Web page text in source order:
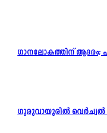
ഗാനലോകത്തിന് ആദരം;
ഗുരുവായൂരിൽ വെർച്വൽ